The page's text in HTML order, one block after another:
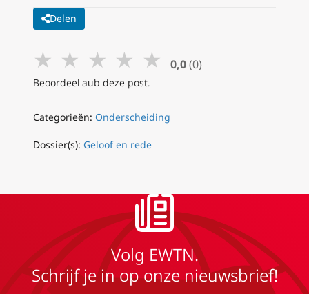
Delen
★ ★ ★ ★ ★ 0,0 (0)
Beoordeel aub deze post.
Categorieën: Onderscheiding
Dossier(s): Geloof en rede
Volg EWTN.
Schrijf je in op onze nieuwsbrief!